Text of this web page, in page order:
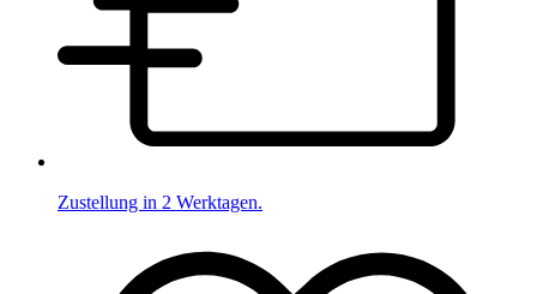
Zustellung in 2 Werktagen.